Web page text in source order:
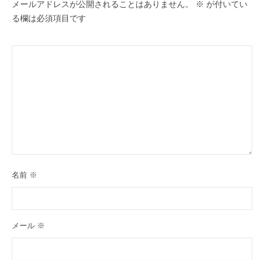
メールアドレスが公開されることはありません。 ※ が付いてい
る欄は必須項目です
名前 ※
メール ※